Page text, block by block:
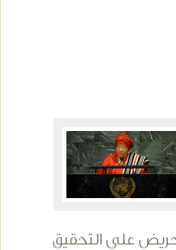
على التحقيق